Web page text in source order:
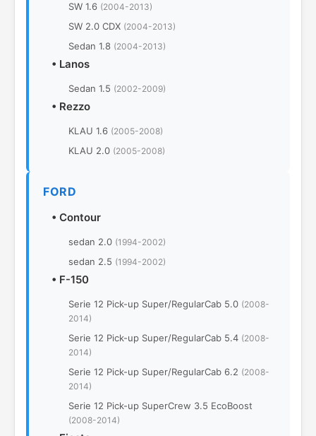
SW 1.6 (2004-2013)
SW 2.0 CDX (2004-2013)
Sedan 1.8 (2004-2013)
• Lanos
Sedan 1.5 (2002-2009)
• Rezzo
KLAU 1.6 (2005-2008)
KLAU 2.0 (2005-2008)
FORD
• Contour
sedan 2.0 (1994-2002)
sedan 2.5 (1994-2002)
• F-150
Serie 12 Pick-up Super/RegularCab 5.0 (2008-
2014)
Serie 12 Pick-up Super/RegularCab 5.4 (2008-
2014)
Serie 12 Pick-up Super/RegularCab 6.2 (2008-
2014)
Serie 12 Pick-up SuperCrew 3.5 EcoBoost
(2008-2014)